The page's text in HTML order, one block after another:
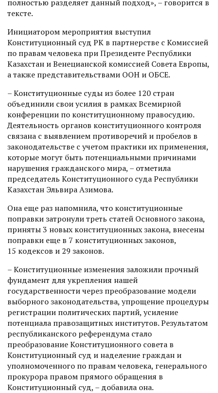
полностью разделяет данный подход», – говорится в
тексте.
Инициатором мероприятия выступил
Конституционный суд РК в партнерстве с Комиссией
по правам человека при Президенте Республики
Казахстан и Венецианской комиссией Совета Европы,
а также представительствами ООН и ОБСЕ.
– Конституционные суды из более 120 стран
объединили свои усилия в рамках Всемирной
конференции по конституционному правосудию.
Деятельность органов конституционного контроля
связана с выявлением противоречий и пробелов в
законодательстве с учетом практики их применения,
которые могут быть потенциальными причинами
нарушения гражданского мира, – отметила
председатель Конституционного суда Республики
Казахстан Эльвира Азимова.
Она еще раз напомнила, что конституционные
поправки затронули треть статей Основного закона,
приняты 3 новых конституционных закона, внесены
поправки еще в 7 конституционных законов,
15 кодексов и 29 законов.
– Конституционные изменения заложили прочный
фундамент для укрепления нашей
государственности через преобра­зование модели
выборного законодательства, упрощение процедуры
регистрации политических партий, усиление
потенциала правозащитных институтов. Результатом
рес­публиканского референдума стало
преобразование Конституционного совета в
Конституционный суд и наделение граждан и
уполномоченного по правам человека, генерального
прокурора правом прямого обращения в
Конституционный суд, – добавила она.